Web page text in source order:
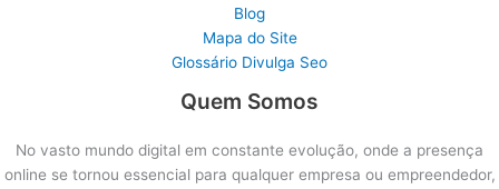
Blog
Mapa do Site
Glossário Divulga Seo
Quem Somos
No vasto mundo digital em constante evolução, onde a presença
online se tornou essencial para qualquer empresa ou empreendedor,